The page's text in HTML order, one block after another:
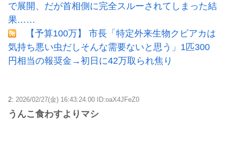
で展開、だが首相側に完全スルーされてしまった結
果……
【予算100万】 市長「特定外来生物クビアカは
気持ち悪い虫だしそんな需要ないと思う」1匹300
円相当の報奨金→初日に42万取られ焦り
2: 2026/02/27(金) 16:43:24.00 ID:oaX4JFeZ0
うんこ食わすよりマシ